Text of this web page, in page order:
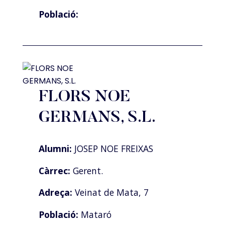
Població:
FLORS NOE
GERMANS, S.L.
Alumni: JOSEP NOE FREIXAS
Càrrec: Gerent.
Adreça: Veinat de Mata, 7
Població: Mataró